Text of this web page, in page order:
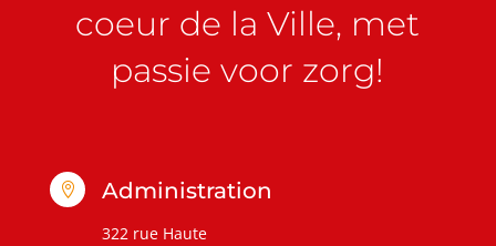
coeur de la Ville, met
passie voor zorg!
 Administration
322 rue Haute